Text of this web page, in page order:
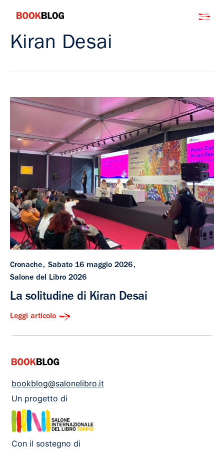
contenuto
Bookblog
Kiran Desai
Cronache
Sabato 16 maggio 2026
Salone del Libro 2026
La solitudine di Kiran Desai
Leggi articolo
bookblog@salonelibro.it
Un progetto di
Con il sostegno di